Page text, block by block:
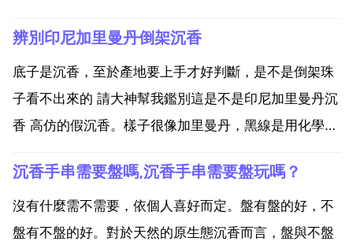
辨別印尼加里曼丹倒架沉香
底子是沉香，至於產地要上手才好判斷，是不是倒架珠
子看不出來的 請大神幫我鑑別這是不是印尼加里曼丹沉
香 高仿的假沉香。樣子很像加里曼丹，黑線是用化學原
而形成的，油脂應該是充滿棕眼中的，而這串珠子的黑
線不是在棕眼之中，明顯可以看到是浮在木頭表面的。
14顆珠...
沉香手串需要盤嗎,沉香手串需要盤玩嗎？
沒有什麼需不需要，依個人喜好而定。盤有盤的好，不
盤有不盤的好。對於天然的原生態沉香而言，盤與不盤